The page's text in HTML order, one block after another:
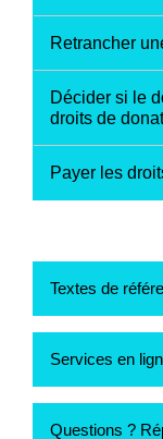
Retrancher
Décider si le
droits de
Payer les
Textes de
Services en
Questions ?